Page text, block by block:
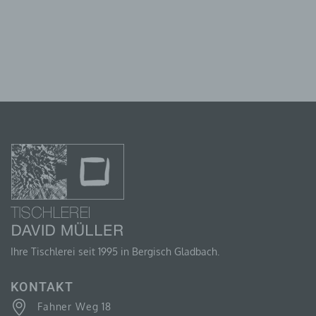
Ihre Tischlerei seit 1995 in Bergisch Gladbach.
KONTAKT
Fahner Weg 18
gesondert aufbewahrt werden und technischen und
organisatorischen Maßnahmen unterliegen, die
gewährleisten, dass die personenbezogenen Daten
nicht einer identifizierten oder identifizierbaren
natürlichen Person zugewiesen werden.
G) VERANTWORTLICHER ODER FÜR DIE
Verantwortlicher ist die natürliche oder juristische